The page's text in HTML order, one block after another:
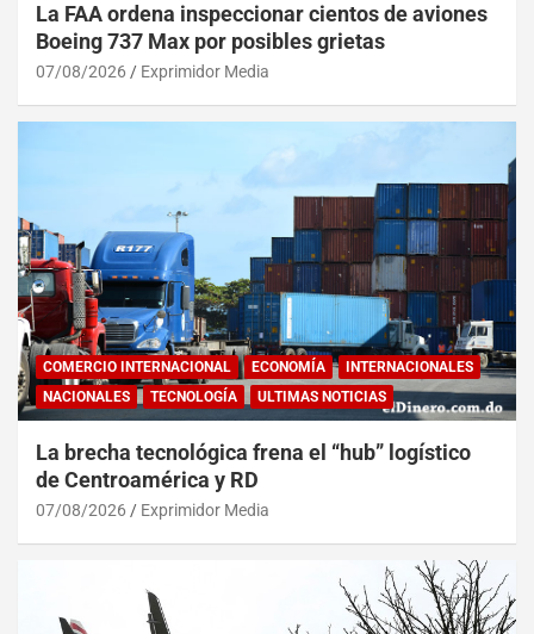
La FAA ordena inspeccionar cientos de aviones
Boeing 737 Max por posibles grietas
07/08/2026 Exprimidor Media
COMERCIO INTERNACIONAL ECONOMÍA
INTERNACIONALES
NACIONALES
TECNOLOGÍA ULTIMAS NOTICIAS
La brecha tecnológica frena el “hub” logístico
de Centroamérica y RD
07/08/2026 Exprimidor Media